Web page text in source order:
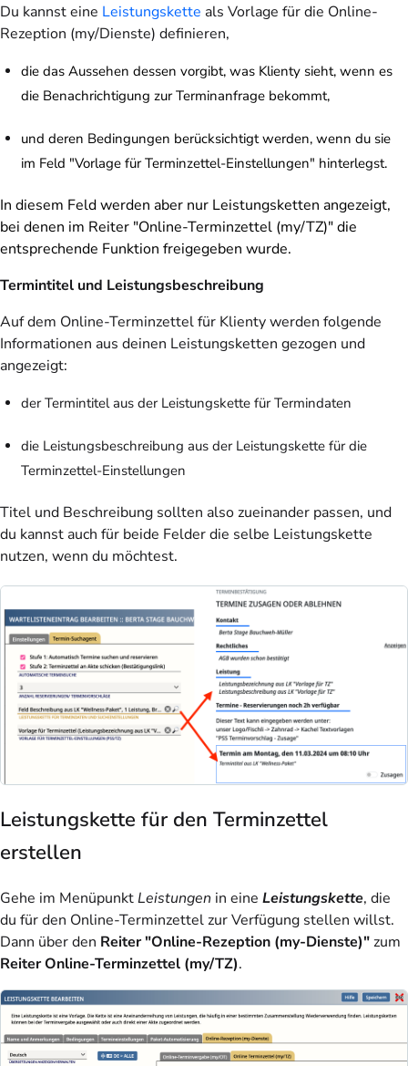
Du kannst eine Leistungskette als Vorlage für die Online-
Rezeption (my/Dienste) definieren,
die das Aussehen dessen vorgibt, was Klienty sieht, wenn es
die Benachrichtigung zur Terminanfrage bekommt,
und deren Bedingungen berücksichtigt werden, wenn du sie
im Feld "Vorlage für Terminzettel-Einstellungen" hinterlegst.
In diesem Feld werden aber nur Leistungsketten angezeigt,
bei denen im Reiter "Online-Terminzettel (my/TZ)" die
entsprechende Funktion freigegeben wurde.
Termintitel und Leistungsbeschreibung
Auf dem Online-Terminzettel für Klienty werden folgende
Informationen aus deinen Leistungsketten gezogen und
angezeigt:
derTermintitelaus der Leistungskette für Termindaten
die Leistungsbeschreibung aus der Leistungskette für die
Terminzettel-Einstellungen
Titel und Beschreibung sollten also zueinander passen, und
du kannst auch für beide Felder die selbe Leistungskette
nutzen, wenn du möchtest.
Leistungskette für den Terminzettel
erstellen
Gehe im MenüpunktLeistungen in eine Leistungskette, die
du für den Online-Terminzettel zur Verfügung stellen willst.
Dann über den Reiter "Online-Rezeption (my-Dienste)"zum
Reiter Online-Terminzettel (my/TZ).